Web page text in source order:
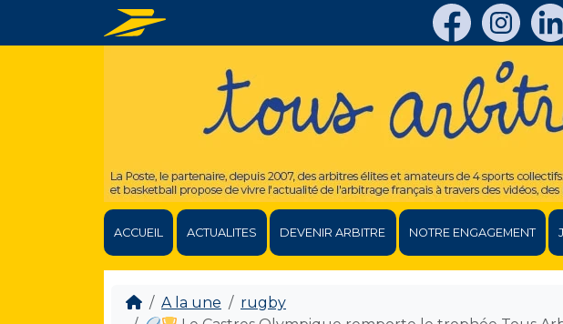
ACCUEIL ACTUALITES DEVENIR ARBITRE NOTRE ENGAGEMENT
A la une
rugby